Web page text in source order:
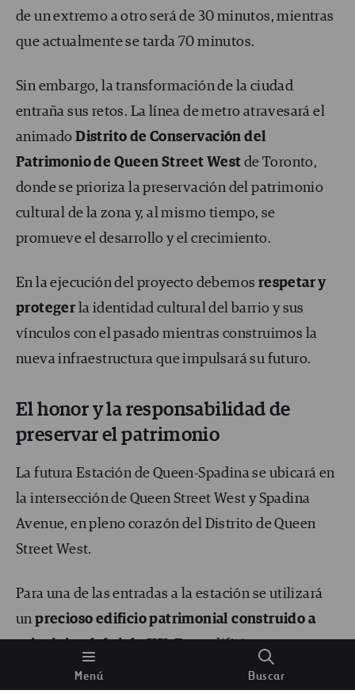
Menú Buscar
de un extremo a otro será de 30 minutos, mientras
que actualmente se tarda 70 minutos.
Sin embargo, la transformación de la ciudad
entraña sus retos. La línea de metro atravesará el
animado Distrito de Conservación del
Patrimonio de Queen Street West de Toronto,
donde se prioriza la preservación del patrimonio
cultural de la zona y, al mismo tiempo, se
promueve el desarrollo y el crecimiento.
En la ejecución del proyecto debemos respetar y
proteger la identidad cultural del barrio y sus
vínculos con el pasado mientras construimos la
nueva infraestructura que impulsará su futuro.
El honor y la responsabilidad de
preservar el patrimonio
La futura Estación de Queen-Spadina se ubicará en
la intersección de Queen Street West y Spadina
Avenue, en pleno corazón del Distrito de Queen
Street West.
Para una de las entradas a la estación se utilizará
unprecioso edificio patrimonial construido a
exterior de ladrillo rojo, columnas de piedra de